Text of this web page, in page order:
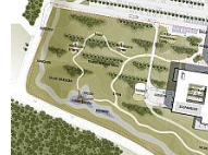
bordplater og hyller.
bidrar til et lavt
taktilt preg. Denne
Energinets
signaliserer åpenhet,
nye, varierte og fleksible